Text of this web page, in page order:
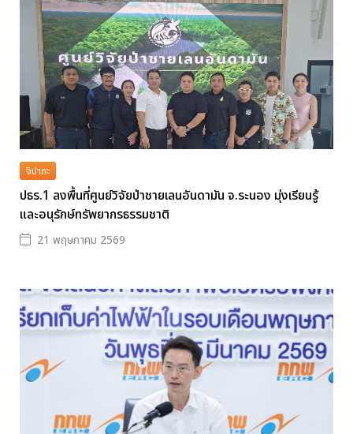
จิปาถะ
ปธร.1 ลงพื้นที่ศูนย์วิจัยป่าชายเลนอันดามัน จ.ระนอง มุ่งเรียนรู้
และอนุรักษ์ทรัพยากรธรรมชาติ
21 พฤษภาคม 2569